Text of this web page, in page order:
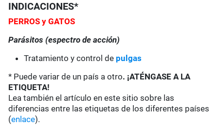
INDICACIONES*
PERROS y GATOS
Parásitos (espectro de acción)
Tratamiento y control de pulgas
* Puede variar de un país a otro. ¡ATÉNGASE A LA
ETIQUETA!
Lea también el artículo en este sitio sobre las
diferencias entre las etiquetas de los diferentes países
(enlace).